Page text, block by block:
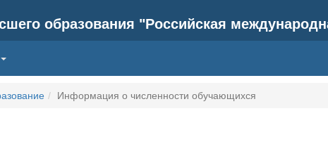
образования "Российская
Информация о численности обучающихся